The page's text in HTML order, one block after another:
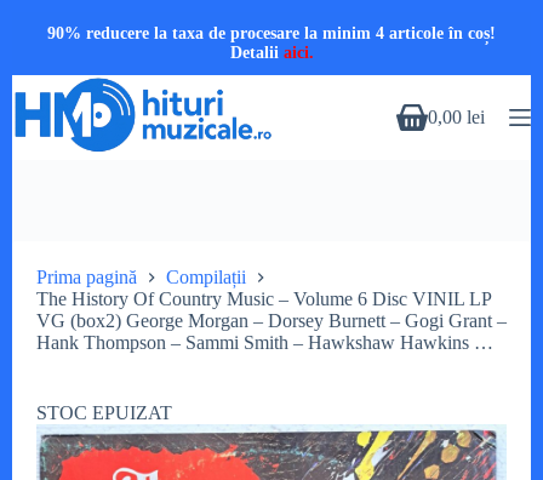
90% reducere la taxa de procesare la minim 4 articole în coș!
Detalii aici.
conținut
Coș0,00 lei
Prima pagină
Compilații
The History Of Country Music – Volume 6 Disc VINIL LP
VG (box2) George Morgan – Dorsey Burnett – Gogi Grant –
Hank Thompson – Sammi Smith – Hawkshaw Hawkins …
STOC EPUIZAT